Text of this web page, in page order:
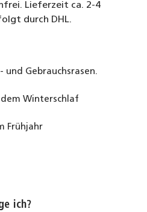
und Gebrauchsrasen.
dem Winterschlaf
Frühjahr
Lieferzeit ca. 2-4
durch DHL.
ich?